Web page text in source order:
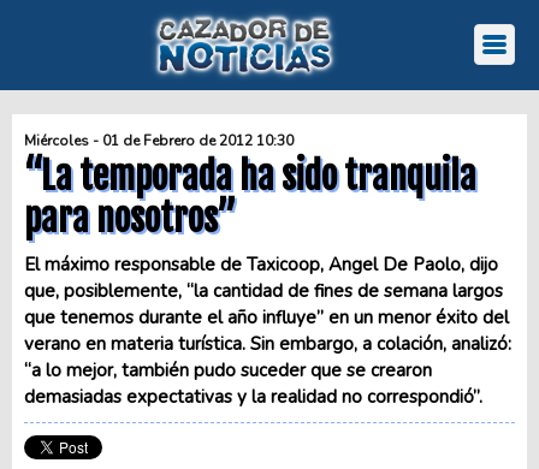
Miércoles - 01 de Febrero de 2012 10:30
“La temporada ha sido tranquila
para nosotros”
El máximo responsable de Taxicoop, Angel De Paolo, dijo
que, posiblemente, “la cantidad de fines de semana largos
que tenemos durante el año influye” en un menor éxito del
verano en materia turística. Sin embargo, a colación, analizó:
“a lo mejor, también pudo suceder que se crearon
demasiadas expectativas y la realidad no correspondió”.